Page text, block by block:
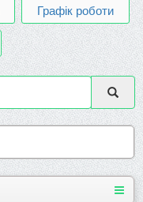
Графік роботи